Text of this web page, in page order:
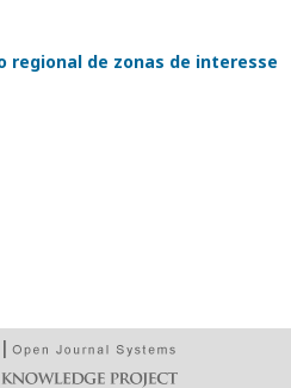
regional de zonas de interesse